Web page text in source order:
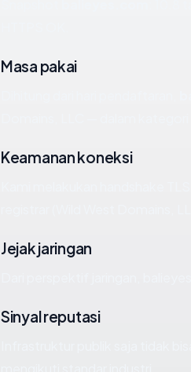
Masa pakai
Keamanan koneksi
Jejak jaringan
Sinyal reputasi